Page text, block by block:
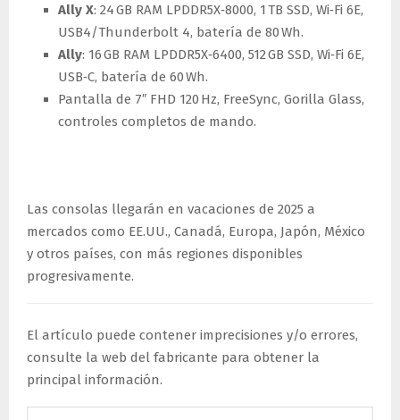
Ally X: 24 GB RAM LPDDR5X‑8000, 1 TB SSD, Wi‑Fi 6E,
USB4/Thunderbolt 4, batería de 80 Wh.
Ally: 16 GB RAM LPDDR5X‑6400, 512 GB SSD, Wi‑Fi 6E,
USB‑C, batería de 60 Wh.
Pantalla de 7″ FHD 120 Hz, FreeSync, Gorilla Glass,
controles completos de mando.
Las consolas llegarán en vacaciones de 2025 a
mercados como EE.UU., Canadá, Europa, Japón, México
y otros países, con más regiones disponibles
progresivamente.
El artículo puede contener imprecisiones y/o errores,
consulte la web del fabricante para obtener la
principal información.